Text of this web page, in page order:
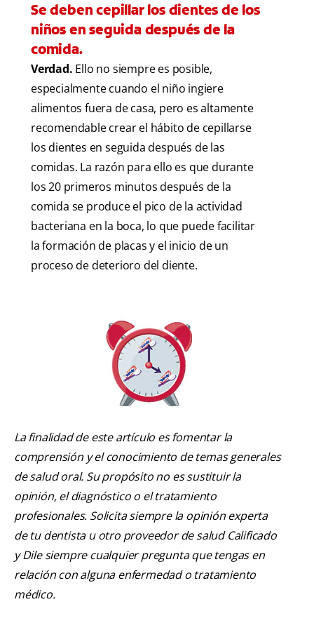
Se deben cepillar los dientes de los
niños en seguida después de la
comida.
Verdad. Ello no siempre es posible,
especialmente cuando el niño ingiere
alimentos fuera de casa, pero es altamente
recomendable crear el hábito de cepillarse
los dientes en seguida después de las
comidas. La razón para ello es que durante
los 20 primeros minutos después de la
comida se produce el pico de la actividad
bacteriana en la boca, lo que puede facilitar
la formación de placas y el inicio de un
proceso de deterioro del diente.
La finalidad de este artículo es fomentar la
comprensión y el conocimiento de temas generales
de salud oral. Su propósito no es sustituir la
opinión, el diagnóstico o el tratamiento
profesionales. Solicita siempre la opinión experta
de tu dentista u otro proveedor de salud Calificado
y Dile siempre cualquier pregunta que tengas en
relación con alguna enfermedad o tratamiento
médico.